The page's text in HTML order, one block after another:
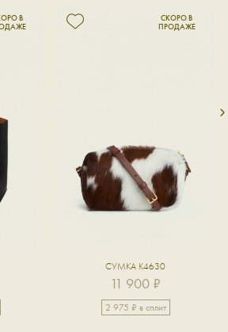
СУМКА K4630
11 900 ₽
2 975 ₽ в сплит